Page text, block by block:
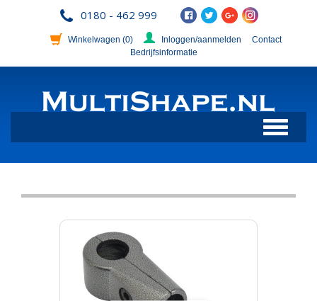
0180 - 462 999
Winkelwagen (0) Inloggen/aanmelden
Contact
Bedrijfsinformatie
Toggle
navigation